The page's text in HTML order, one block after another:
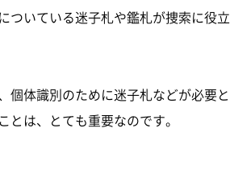
ついている迷子札や鑑札が捜索に役立
個体識別のために迷子札などが必要と
は、とても重要なのです。